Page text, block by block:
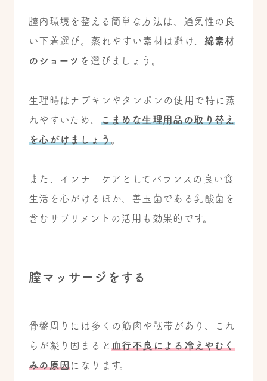
膣内環境を整える簡単な方法は、通気性の良
い下着選び。蒸れやすい素材は避け、 綿素材
のショーツ を選びましょう。
生理時はナプキンやタンポンの使用で特に蒸
れやすいため、 こまめな生理用品の取り替え
を心がけましょう。
また、インナーケアとしてバランスの良い食
生活を心がけるほか、善玉菌である乳酸菌を
含むサプリメントの活用も効果的です。
膣マッサージをする
骨盤周りには多くの筋肉や靭帯があり、これ
らが凝り固まると 血行不良による冷えやむく
みの原因になります。